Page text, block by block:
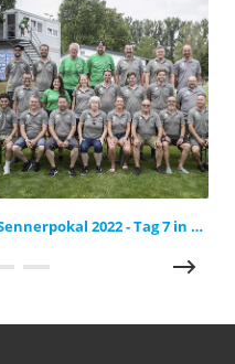
Sennerpokal 2022 - Tag 7 in Bildern